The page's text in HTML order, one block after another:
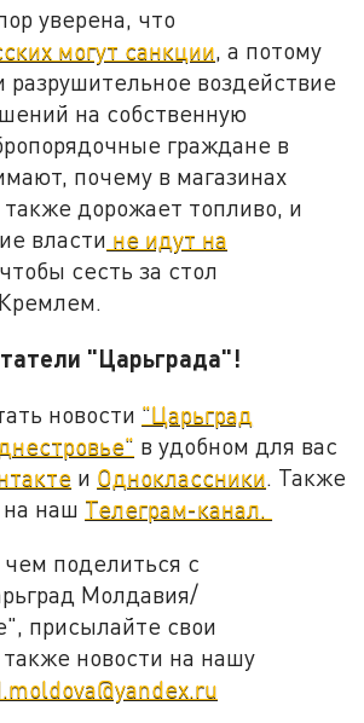
уверена, что
могут санкции, а потому
разрушительное воздействие
на собственную
граждане в
почему в магазинах
дорожает топливо, и
власти не идут на
сесть за стол
Кремлем.
"Царьграда"!
новости "Царьград
в удобном для вас
и Одноклассники. Также
наш Телеграм-канал.
поделиться с
Молдавия/
присылайте свои
новости на нашу